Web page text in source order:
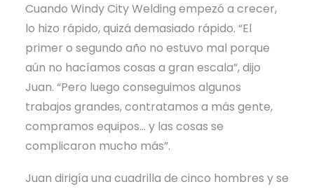
Cuando Windy City Welding empezó a crecer,
lo hizo rápido, quizá demasiado rápido. “El
primer o segundo año no estuvo mal porque
aún no hacíamos cosas a gran escala”, dijo
Juan. “Pero luego conseguimos algunos
trabajos grandes, contratamos a más gente,
compramos equipos… y las cosas se
complicaron mucho más”.
Juan dirigía una cuadrilla de cinco hombres y se